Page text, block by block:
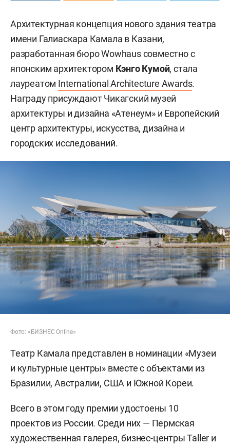
Архитектурная концепция нового здания театра
имени Галиаскара Камала в Казани,
разработанная бюро Wowhaus совместно с
японским архитектором Кэнго Кумой, стала
лауреатом International Architecture Awards.
Награду присуждают Чикагский музей
архитектуры и дизайна «Атенеум» и Европейский
центр архитектуры, искусства, дизайна и
городских исследований.
Фото: «БИЗНЕС Online»
Театр Камала представлен в номинации «Музеи
и культурные центры» вместе с объектами из
Бразилии, Австралии, США и Южной Кореи.
Всего в этом году премии удостоены 10
проектов из России. Среди них — Пермская
художественная галерея, бизнес-центры Taller и